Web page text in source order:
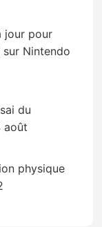
jour pour
Nintendo
du
août
physique